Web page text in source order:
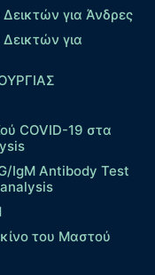
για Άνδρες
για
COVID-19 στα
IgM Antibody Test
του Μαστού